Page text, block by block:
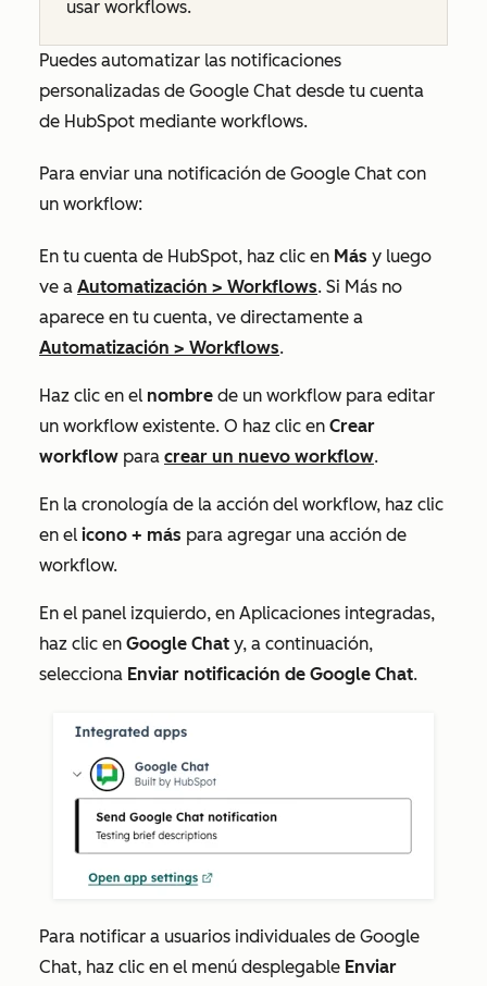
usar workflows.
Puedes automatizar las notificaciones
personalizadas de Google Chat desde tu cuenta
de HubSpot mediante workflows.
Para enviar una notificación de Google Chat con
un workflow:
En tu cuenta de HubSpot, haz clic en Más y luego
ve a Automatización > Workflows. Si Más no
aparece en tu cuenta, ve directamente a
Automatización > Workflows.
Haz clic en el nombre de un workflow para editar
un workflow existente. O haz clic en Crear
workflow para crear un nuevo workflow.
En la cronología de la acción del workflow, haz clic
en el icono + más para agregar una acción de
workflow.
En el panel izquierdo, en Aplicaciones integradas,
haz clic en Google Chat y, a continuación,
selecciona Enviar notificación de Google Chat.
Para notificar a usuarios individuales de Google
Chat, haz clic en el menú desplegable Enviar